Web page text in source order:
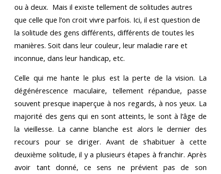
ou à deux. Mais il existe tellement de solitudes autres
que celle que l’on croit vivre parfois. Ici, il est question de
la solitude des gens différents, différents de toutes les
manières. Soit dans leur couleur, leur maladie rare et
inconnue, dans leur handicap, etc.
Celle qui me hante le plus est la perte de la vision. La
dégénérescence maculaire, tellement répandue, passe
souvent presque inaperçue à nos regards, à nos yeux. La
majorité des gens qui en sont atteints, le sont à l’âge de
la vieillesse. La canne blanche est alors le dernier des
recours pour se diriger. Avant de s’habituer à cette
deuxième solitude, il y a plusieurs étapes à franchir. Après
avoir tant donné, ce sens ne prévient pas de son